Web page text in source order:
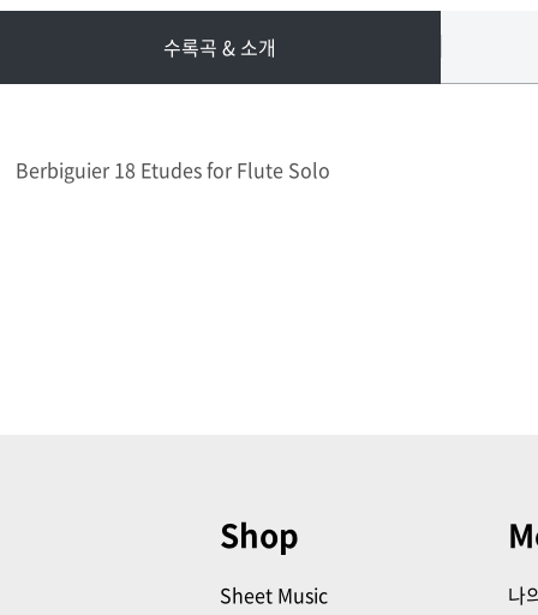
수록곡 & 소개
Berbiguier 18 Etudes for Flute Solo
Shop
Sheet Music
나